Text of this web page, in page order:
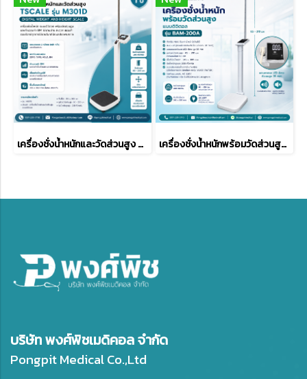
เครื่องชั่งน้ำหนักและวัดส่วนสูง TSCALE รุ่น M301D เครื่องชั่งน้ำหนักพร้อมวัดส่วนสูง แบบดิจิตอล BAM รุ่น BAM-200A
บริษัท พงศ์พิชเมดิคอล จำกัด
Pongpit Medical Co.,Ltd